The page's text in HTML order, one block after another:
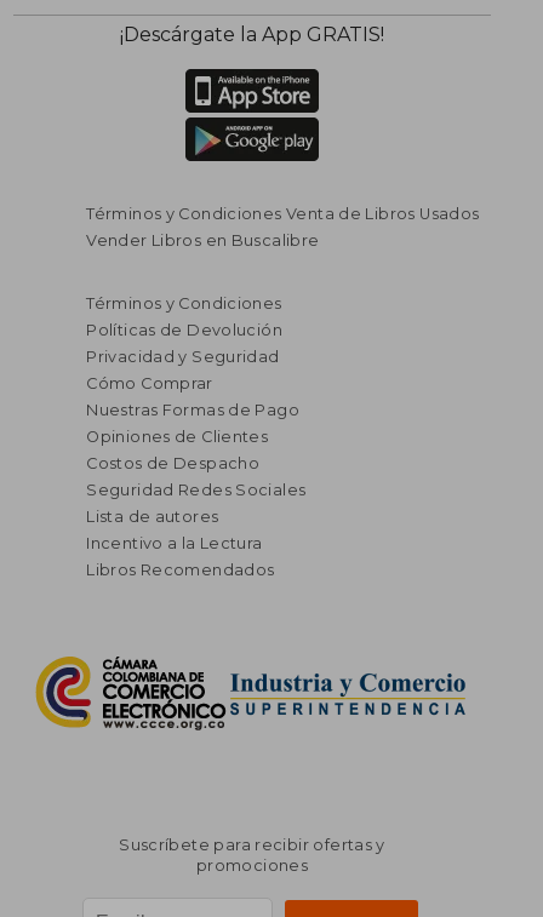
¡Descárgate la App GRATIS!
Términos y Condiciones Venta de Libros Usados
Vender Libros en Buscalibre
Términos y Condiciones
Políticas de Devolución
Privacidad y Seguridad
Cómo Comprar
Nuestras Formas de Pago
Opiniones de Clientes
Costos de Despacho
Seguridad Redes Sociales
Lista de autores
Incentivo a la Lectura
Libros Recomendados
Suscríbete para recibir ofertas y
promociones